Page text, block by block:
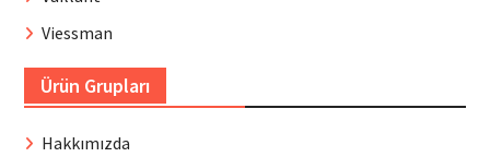
Viessman
Ürün Grupları
Hakkımızda